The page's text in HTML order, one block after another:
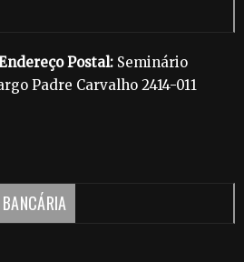
Postal: Seminário
Padre Carvalho 2414-011